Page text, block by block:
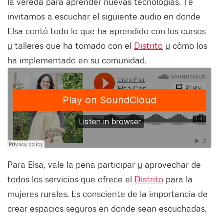
invitamos a escuchar el siguiente audio en donde
Elsa contó todo lo que ha aprendido con los cursos
y talleres que ha tomado con el Distrito y cómo los
ha implementado en su comunidad.
Para Elsa, vale la pena participar y aprovechar de
todos los servicios que ofrece el Distrito para la
mujeres rurales. Es consciente de la importancia de
crear espacios seguros en donde sean escuchadas,